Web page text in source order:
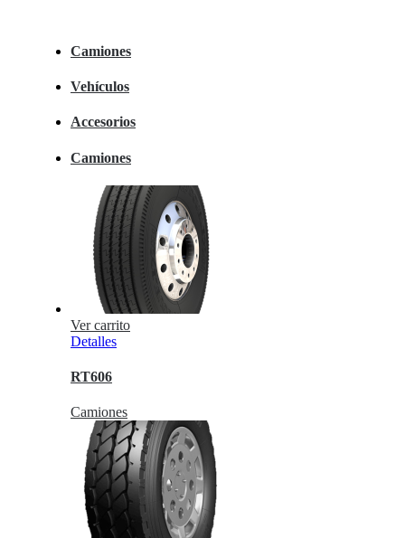
Camiones
Vehículos
Accesorios
Camiones
Ver carrito
Detalles
RT606
Camiones